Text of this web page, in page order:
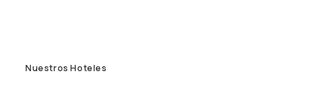
Nuestros Hoteles